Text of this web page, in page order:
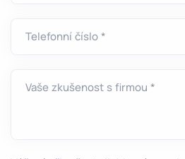
Telefonní číslo *
Vaše zkušenost s firmou *